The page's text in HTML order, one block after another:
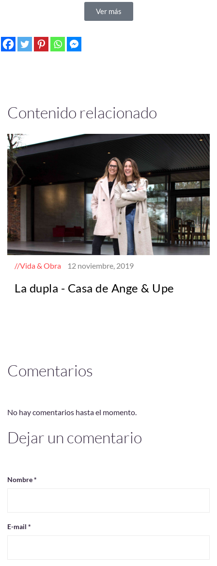
Ver más
Contenido relacionado
Vida & Obra 12 noviembre, 2019
La dupla - Casa de Ange & Upe
Comentarios
No hay comentarios hasta el momento.
Dejar un comentario
Nombre *
E-mail *